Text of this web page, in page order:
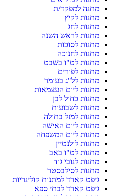
מתנה למפקד/ת
מתנות לקיץ
מתנות לחג
מתנות לראש השנה
מתנות לסוכות
מתנות לחנוכה
מתנות לט"ו בשבט
מתנות לפורים
מתנות לל"ג בעומר
מתנות ליום העצמאות
מתנות כחול לבן
מתנות לשבועות
מתנות למזל בתולה
מתנות ליום האישה
מתנות ליום המשפחה
מתנות לולנטיין
מתנות לט"ו באב
מתנות לנובי גוד
מתנות לסילבסטר
גיפט קארד למתנות קולינריות
גיפט קארד לבתי ספא